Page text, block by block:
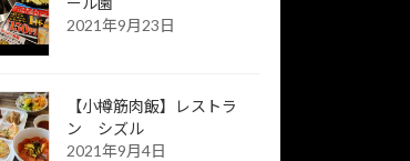
2021年9月23日
【小樽筋肉飯】レストラ
ン シズル
2021年9月4日